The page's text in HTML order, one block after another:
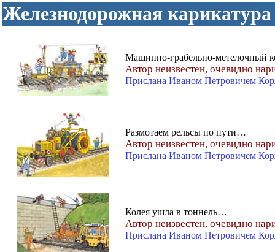
Железнодорожная карикатура
Машинно-грабельно-метелочный
Автор неизвестен, очевидно
Прислана Иваном Петровичем
Размотаем рельсы по пути…
Автор неизвестен, очевидно
Прислана Иваном Петровичем
Колея ушла в тоннель…
Автор неизвестен, очевидно
Прислана Иваном Петровичем